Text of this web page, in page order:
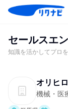
セールスエ
知識を活かしてプロ
オリヒ
機械・医